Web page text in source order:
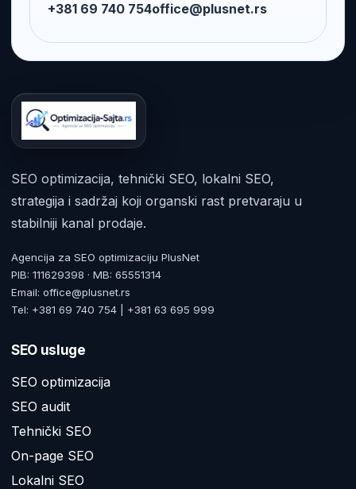
+381 69 740 754office@plusnet.rs
SEO optimizacija, tehnički SEO, lokalni SEO,
strategija i sadržaj koji organski rast pretvaraju u
stabilniji kanal prodaje.
Agencija za SEO optimizaciju PlusNet
PIB: 111629398 · MB: 65551314
Email: office@plusnet.rs
Tel: +381 69 740 754 | +381 63 695 999
SEO usluge
SEO optimizacija
SEO audit
Tehnički SEO
On-page SEO
Lokalni SEO